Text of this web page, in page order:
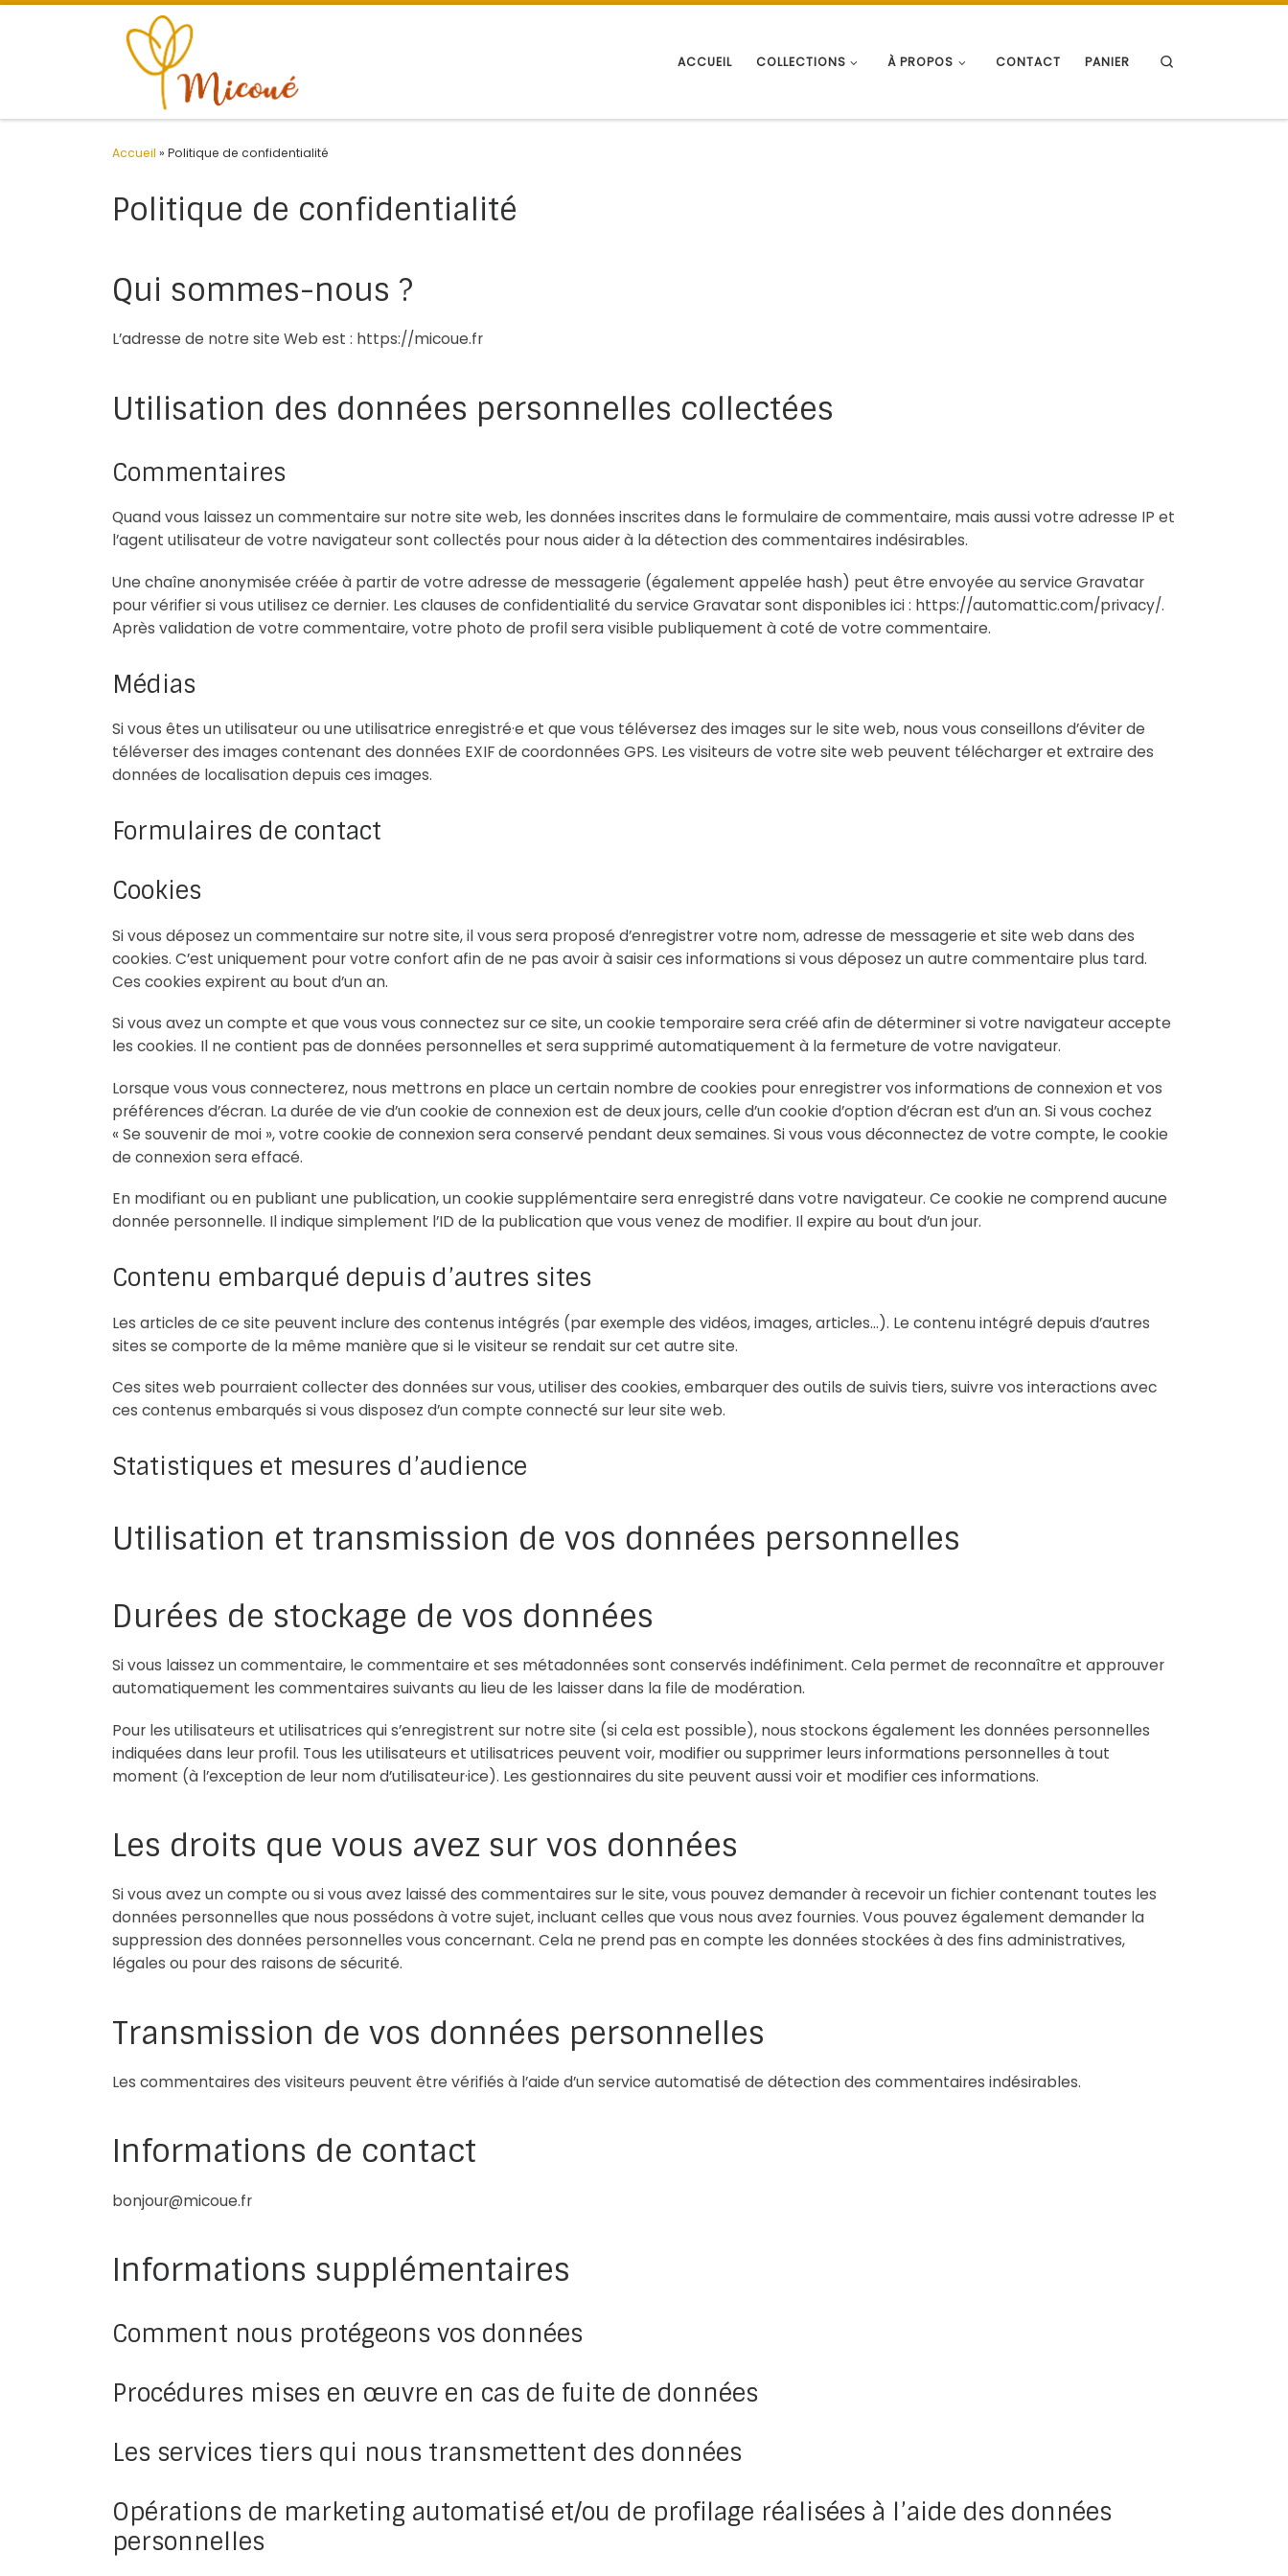
Passer au contenu
ACCUEIL COLLECTIONS À PROPOS CONTACT PANIER
Accueil » Politique de confidentialité
Politique de confidentialité
Qui sommes-nous ?
L’adresse de notre site Web est : https://micoue.fr
Utilisation des données personnelles collectées
Commentaires
Quand vous laissez un commentaire sur notre site web, les données inscrites dans le formulaire de commentaire, mais aussi votre adresse IP et
l’agent utilisateur de votre navigateur sont collectés pour nous aider à la détection des commentaires indésirables.
Une chaîne anonymisée créée à partir de votre adresse de messagerie (également appelée hash) peut être envoyée au service Gravatar
pour vérifier si vous utilisez ce dernier. Les clauses de confidentialité du service Gravatar sont disponibles ici : https://automattic.com/privacy/.
Après validation de votre commentaire, votre photo de profil sera visible publiquement à coté de votre commentaire.
Médias
Si vous êtes un utilisateur ou une utilisatrice enregistré·e et que vous téléversez des images sur le site web, nous vous conseillons d’éviter de
téléverser des images contenant des données EXIF de coordonnées GPS. Les visiteurs de votre site web peuvent télécharger et extraire des
données de localisation depuis ces images.
Formulaires de contact
Cookies
Si vous déposez un commentaire sur notre site, il vous sera proposé d’enregistrer votre nom, adresse de messagerie et site web dans des
cookies. C’est uniquement pour votre confort afin de ne pas avoir à saisir ces informations si vous déposez un autre commentaire plus tard.
Ces cookies expirent au bout d’un an.
Si vous avez un compte et que vous vous connectez sur ce site, un cookie temporaire sera créé afin de déterminer si votre navigateur accepte
les cookies. Il ne contient pas de données personnelles et sera supprimé automatiquement à la fermeture de votre navigateur.
Lorsque vous vous connecterez, nous mettrons en place un certain nombre de cookies pour enregistrer vos informations de connexion et vos
préférences d’écran. La durée de vie d’un cookie de connexion est de deux jours, celle d’un cookie d’option d’écran est d’un an. Si vous cochez
« Se souvenir de moi », votre cookie de connexion sera conservé pendant deux semaines. Si vous vous déconnectez de votre compte, le cookie
de connexion sera effacé.
En modifiant ou en publiant une publication, un cookie supplémentaire sera enregistré dans votre navigateur. Ce cookie ne comprend aucune
donnée personnelle. Il indique simplement l’ID de la publication que vous venez de modifier. Il expire au bout d’un jour.
Contenu embarqué depuis d’autres sites
Les articles de ce site peuvent inclure des contenus intégrés (par exemple des vidéos, images, articles…). Le contenu intégré depuis d’autres
sites se comporte de la même manière que si le visiteur se rendait sur cet autre site.
Ces sites web pourraient collecter des données sur vous, utiliser des cookies, embarquer des outils de suivis tiers, suivre vos interactions avec
ces contenus embarqués si vous disposez d’un compte connecté sur leur site web.
Statistiques et mesures d’audience
Utilisation et transmission de vos données personnelles
Durées de stockage de vos données
Si vous laissez un commentaire, le commentaire et ses métadonnées sont conservés indéfiniment. Cela permet de reconnaître et approuver
automatiquement les commentaires suivants au lieu de les laisser dans la file de modération.
Pour les utilisateurs et utilisatrices qui s’enregistrent sur notre site (si cela est possible), nous stockons également les données personnelles
indiquées dans leur profil. Tous les utilisateurs et utilisatrices peuvent voir, modifier ou supprimer leurs informations personnelles à tout
moment (à l’exception de leur nom d’utilisateur·ice). Les gestionnaires du site peuvent aussi voir et modifier ces informations.
Les droits que vous avez sur vos données
Si vous avez un compte ou si vous avez laissé des commentaires sur le site, vous pouvez demander à recevoir un fichier contenant toutes les
données personnelles que nous possédons à votre sujet, incluant celles que vous nous avez fournies. Vous pouvez également demander la
suppression des données personnelles vous concernant. Cela ne prend pas en compte les données stockées à des fins administratives,
légales ou pour des raisons de sécurité.
Transmission de vos données personnelles
Les commentaires des visiteurs peuvent être vérifiés à l’aide d’un service automatisé de détection des commentaires indésirables.
Informations de contact
bonjour@micoue.fr
Informations supplémentaires
Comment nous protégeons vos données
Procédures mises en œuvre en cas de fuite de données
Les services tiers qui nous transmettent des données
Opérations de marketing automatisé et/ou de profilage réalisées à l’aide des données
personnelles